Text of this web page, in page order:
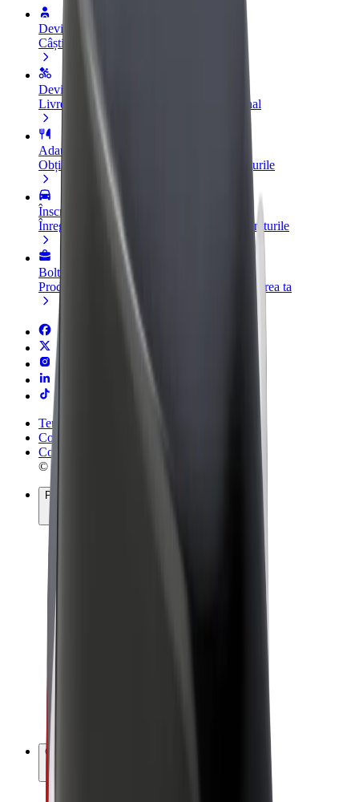
Devino șofer
Câștigă bani după propriile reguli
Devino curier
Livrează mâncare și câștigă bani săptămânal
Adaugă un restaurant sau un magazin
Obține mai mulți clienți și mărește-ți câștigurile
Înscrie-te ca administrator de flotă
Înregistrează-ți flota la Bolt și mărește-ți veniturile
Bolt for Business
Produse și servicii Bolt adaptate pentru afacerea ta
Termeni și Condiții
Confidențialitate
Cookie-uri
© 2026 Bolt Technology OÜ
Produse
Câștigă cu Bolt